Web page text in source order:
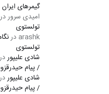
گیمرهای ایران
امیدی سروردر
تولستوی
arashkدر
تولستوی
شادی علیپوردر
/ پیام
شادی علیپوردر
/ پیام